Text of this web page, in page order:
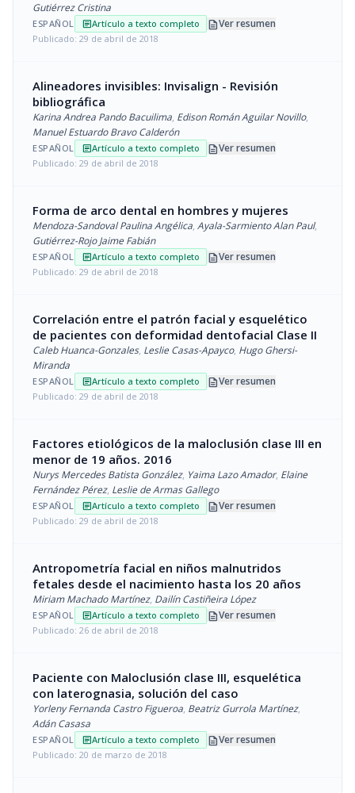
Gutiérrez Cristina
ESPAÑOL articleArtículo a texto completo descriptionVer resumen
Publicado: 29 de abril de 2018
Alineadores invisibles: Invisalign - Revisión
bibliográfica
Karina Andrea Pando Bacuilima, Edison Román Aguilar Novillo,
Manuel Estuardo Bravo Calderón
ESPAÑOL articleArtículo a texto completo descriptionVer resumen
Publicado: 29 de abril de 2018
Forma de arco dental en hombres y mujeres
Mendoza-Sandoval Paulina Angélica, Ayala-Sarmiento Alan Paul,
Gutiérrez-Rojo Jaime Fabián
ESPAÑOL articleArtículo a texto completo descriptionVer resumen
Publicado: 29 de abril de 2018
Correlación entre el patrón facial y esquelético
de pacientes con deformidad dentofacial Clase II
Caleb Huanca-Gonzales, Leslie Casas-Apayco, Hugo Ghersi-
Miranda
ESPAÑOL articleArtículo a texto completo descriptionVer resumen
Publicado: 29 de abril de 2018
Factores etiológicos de la maloclusión clase III en
menor de 19 años. 2016
Nurys Mercedes Batista González, Yaima Lazo Amador, Elaine
Fernández Pérez, Leslie de Armas Gallego
ESPAÑOL articleArtículo a texto completo descriptionVer resumen
Publicado: 29 de abril de 2018
Antropometría facial en niños malnutridos
fetales desde el nacimiento hasta los 20 años
Miriam Machado Martínez, Dailín Castiñeira López
ESPAÑOL articleArtículo a texto completo descriptionVer resumen
Publicado: 26 de abril de 2018
Paciente con Maloclusión clase III, esquelética
con laterognasia, solución del caso
Yorleny Fernanda Castro Figueroa, Beatriz Gurrola Martínez,
Adán Casasa
ESPAÑOL articleArtículo a texto completo descriptionVer resumen
Publicado: 20 de marzo de 2018